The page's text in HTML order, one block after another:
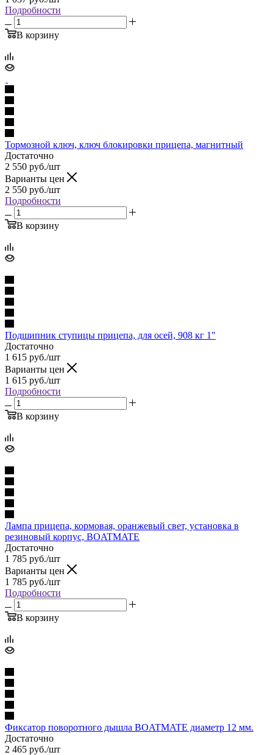
Подробности
В корзину
Тормозной ключ, ключ блокировки прицепа, магнитный
Достаточно
2 550 руб./шт
Варианты цен
2 550 руб./шт
Подробности
В корзину
Подшипник ступицы прицепа, для осей, 908 кг 1"
Достаточно
1 615 руб./шт
Варианты цен
1 615 руб./шт
Подробности
В корзину
Лампа прицепа, кормовая, оранжевый свет, установка в
резиновый корпус, BOATMATE
Достаточно
1 785 руб./шт
Варианты цен
1 785 руб./шт
Подробности
В корзину
Фиксатор поворотного дышла BOATMATE диаметр 12 мм.
Достаточно
2 465 руб./шт